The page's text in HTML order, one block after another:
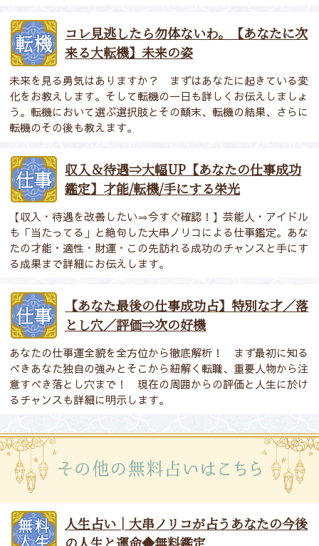
コレ見逃したら勿体ないわ。【あなたに次
来る大転機】未来の姿
未来を見る勇気はありますか？ まずはあなたに起きている変
化をお教えします。そして転機の一日も詳しくお伝えしましょ
う。転機において選ぶ選択肢とその顛末、転機の結果、さらに
転機のその後も教えます。
収入＆待遇⇒大幅UP【あなたの仕事成功
鑑定】才能/転機/手にする栄光
【収入・待遇を改善したい⇒今すぐ確認！】芸能人・アイドル
も「当たってる」と絶句した大串ノリコによる仕事鑑定。あな
たの才能・適性・財運・この先訪れる成功のチャンスと手にす
る成果まで詳細にお伝えします。
【あなた最後の仕事成功占】特別な才／落
とし穴／評価⇒次の好機
あなたの仕事運全貌を全方位から徹底解析！ まず最初に知る
べきあなた独自の強みとそこから紐解く転職、重要人物から注
意すべき落とし穴まで！ 現在の周囲からの評価と人生に於け
るチャンスも詳細に明示します。
人生占い│大串ノリコが占うあなたの今後